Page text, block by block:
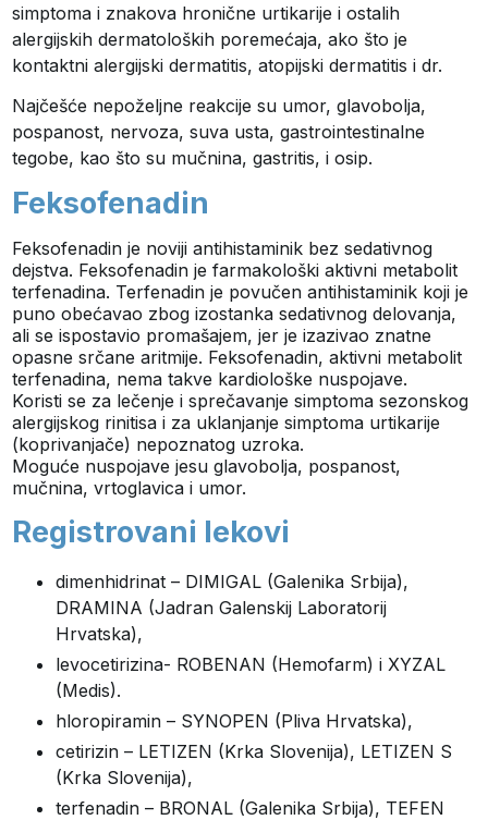
simptoma i znakova hronične urtikarije i ostalih
alergijskih dermatoloških poremećaja, ako što je
kontaktni alergijski dermatitis, atopijski dermatitis i dr.
Najčešće nepoželjne reakcije su umor, glavobolja,
pospanost, nervoza, suva usta, gastrointestinalne
tegobe, kao što su mučnina, gastritis, i osip.
Feksofenadin
Feksofenadin je noviji antihistaminik bez sedativnog
dejstva. Feksofenadin je farmakološki aktivni metabolit
terfenadina. Terfenadin je povučen antihistaminik koji je
puno obećavao zbog izostanka sedativnog delovanja,
ali se ispostavio promašajem, jer je izazivao znatne
opasne srčane aritmije. Feksofenadin, aktivni metabolit
terfenadina, nema takve kardiološke nuspojave.
Koristi se za lečenje i sprečavanje simptoma sezonskog
alergijskog rinitisa i za uklanjanje simptoma urtikarije
(koprivanjače) nepoznatog uzroka.
Moguće nuspojave jesu glavobolja, pospanost,
mučnina, vrtoglavica i umor.
Registrovani lekovi
dimenhidrinat – DIMIGAL (Galenika Srbija),
DRAMINA (Jadran Galenskij Laboratorij
Hrvatska),
levocetirizina- ROBENAN (Hemofarm) i XYZAL
(Medis).
hloropiramin – SYNOPEN (Pliva Hrvatska),
cetirizin – LETIZEN (Krka Slovenija), LETIZEN S
(Krka Slovenija),
terfenadin – BRONAL (Galenika Srbija), TEFEN